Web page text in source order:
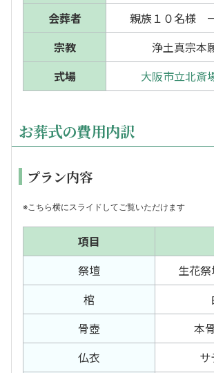
会葬者
親族１０名様
宗教
浄土真宗本
式場
大阪市立北斎
お葬式の費用内訳
プラン内容
※こちら横にスライドしてご覧いただけます
項目
祭壇
生花
棺
骨壺
本
仏衣
サ